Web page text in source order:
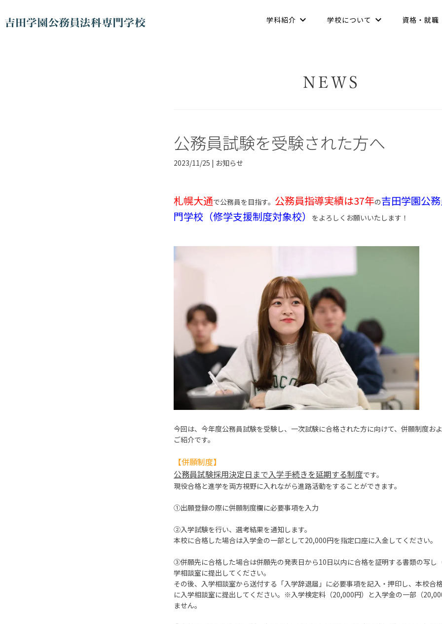
学科紹介 学校について 資格・就職
NEWS
公務員試験を受験された方へ
2023/11/25 | お知らせ
札幌大通で公務員を目指す。 公務員指導実績は37年の吉田学園公
門学校（修学支援制度対象校）
をよろしくお願いいたします！
今回は、今年度公務員試験を受験し、一次試験に合格された方に向けて、併願制度お
ご紹介です。
【併願制度】
公務員試験採用決定日まで入学手続きを延期する制度です。
現役合格と進学を両方視野に入れながら進路活動をすることができます。
①出願登録の際に併願制度欄に必要事項を入力
②入学試験を行い、選考結果を通知します。
本校に合格した場合は入学金の一部として20,000円を指定口座に入金してください。
③併願先に合格した場合は併願先の発表日から10日以内に合格を証明する書類の写し
学相談室に提出してください。
その後、入学相談室から送付する「入学辞退届」に必要事項を記入・押印し、本校合
に入学相談室に提出してください。※入学検定料（20,000円）と入学金の一部（
ません。